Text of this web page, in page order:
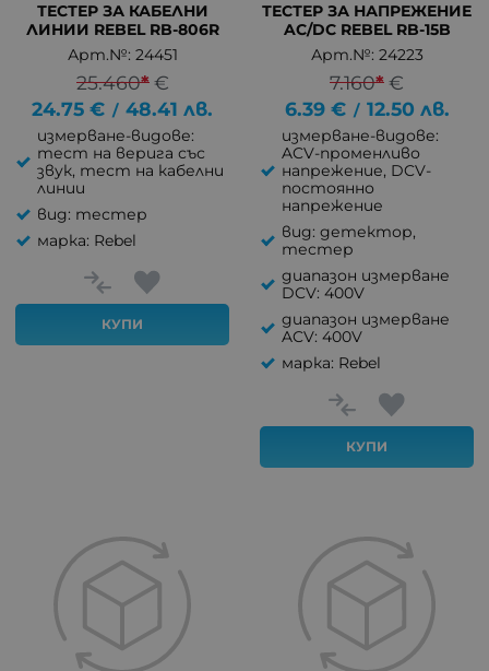
ТЕСТЕР ЗА КАБЕЛНИ
ЛИНИИ REBEL RB-806R
Арт.№: 24451
25.460* €
24.75 € / 48.41 лв.
измерване-видове:
тест на верига със
звук, тест на кабелни
линии
вид: тестер
марка: Rebel
КУПИ
ТЕСТЕР ЗА НАПРЕЖЕНИЕ
AC/DC REBEL RB-15B
Арт.№: 24223
7.160*€
6.39 € / 12.50 лв.
измерване-видове:
ACV-променливо
напрежение, DCV-
постоянно
напрежение
вид: детектор,
тестер
диапазон измерване
DCV: 400V
диапазон измерване
ACV: 400V
марка: Rebel
КУПИ